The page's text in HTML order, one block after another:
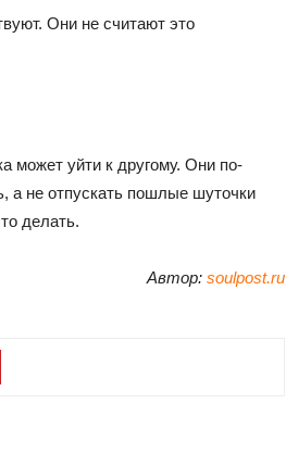
Они не считают это
может уйти к другому. Они по-
а не отпускать пошлые шуточки
делать.
Автор: soulpost.ru